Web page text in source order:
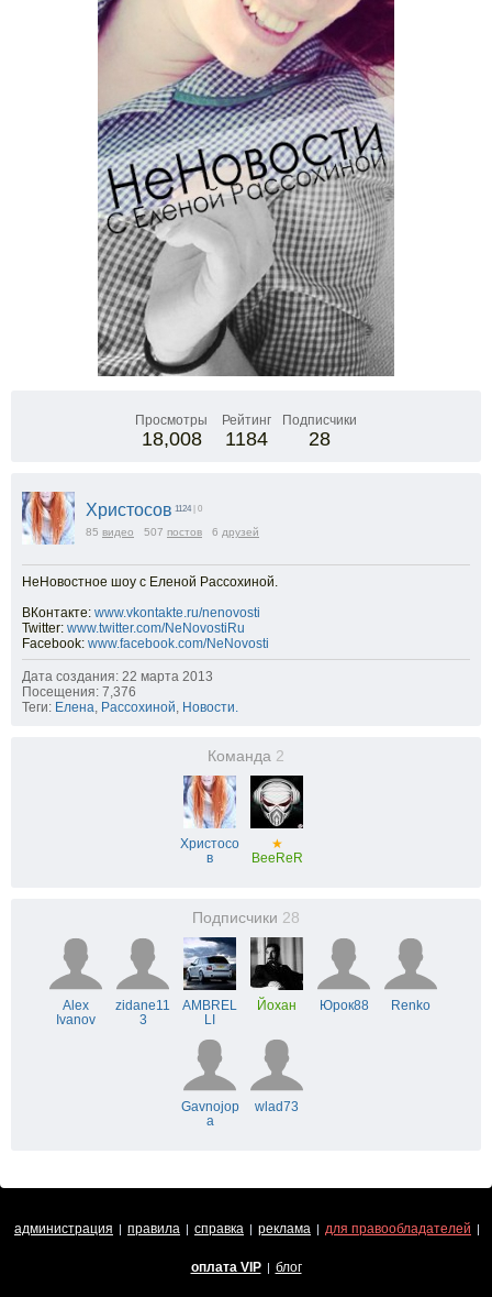
Просмотры
18,008
Рейтинг
1184
Подписчики
28
Христосов 1124 | 0
85 видео 507 постов 6 друзей
НеНовостное шоу с Еленой Рассохиной.
ВКонтакте: www.vkontakte.ru/nenovosti
Twitter: www.twitter.com/NeNovostiRu
Facebook: www.facebook.com/NeNovosti
Дата создания: 22 марта 2013
Посещения: 7,376
Теги: Елена, Рассохиной, Новости.
Команда 2
Христосо
в
★
BeeReR
Подписчики 28
Alex
Ivanov
zidane11
3
AMBREL
LI
Йохан Юрок88 Renko
Gavnojop
a
wlad73
администрация | правила | справка | реклама | для правообладателей |
оплата VIP | блог